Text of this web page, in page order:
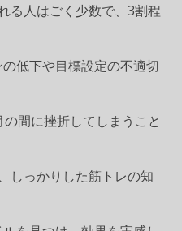
る人はごく少数で、3割程
低下や目標設定の不適切
間に挫折してしまうこと
しっかりした筋トレの知